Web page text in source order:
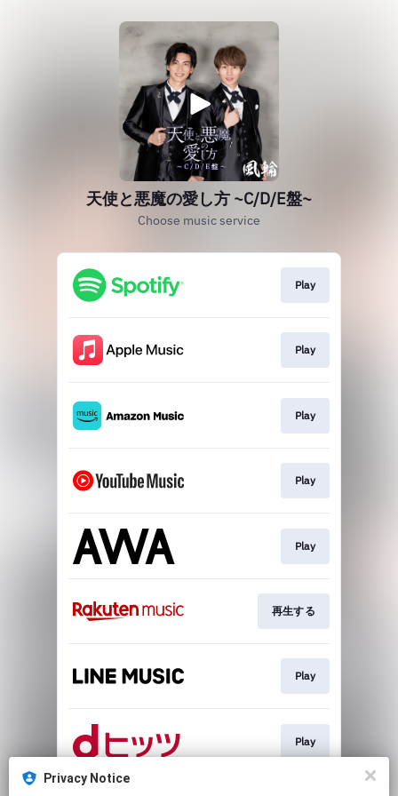
Privacy Notice
天使と悪魔の愛し方 ~C/D/E盤~
Choose music service
Play
Play
Play
Play
Play
再生する
Play
Play